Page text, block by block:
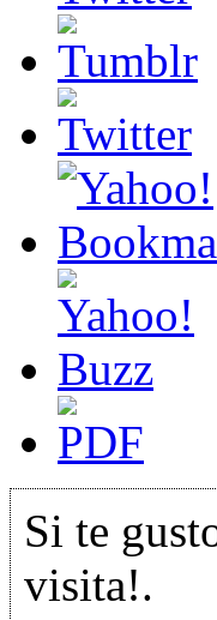
Si te
visita!.